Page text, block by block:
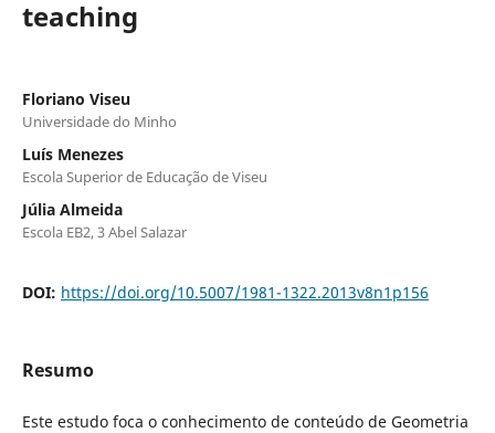
teaching
Floriano Viseu
Universidade do Minho
Luís Menezes
Escola Superior de Educação de Viseu
Júlia Almeida
Escola EB2, 3 Abel Salazar
DOI: https://doi.org/10.5007/1981-1322.2013v8n1p156
Resumo
Este estudo foca o conhecimento de conteúdo de Geometria